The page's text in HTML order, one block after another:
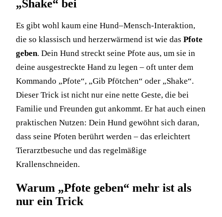
„Shake“ bei
Es gibt wohl kaum eine Hund–Mensch‑Interaktion,
die so klassisch und herzerwärmend ist wie das Pfote
geben. Dein Hund streckt seine Pfote aus, um sie in
deine ausgestreckte Hand zu legen – oft unter dem
Kommando „Pfote“, „Gib Pfötchen“ oder „Shake“.
Dieser Trick ist nicht nur eine nette Geste, die bei
Familie und Freunden gut ankommt. Er hat auch einen
praktischen Nutzen: Dein Hund gewöhnt sich daran,
dass seine Pfoten berührt werden – das erleichtert
Tierarztbesuche und das regelmäßige
Krallenschneiden.
Warum „Pfote geben“ mehr ist als
nur ein Trick